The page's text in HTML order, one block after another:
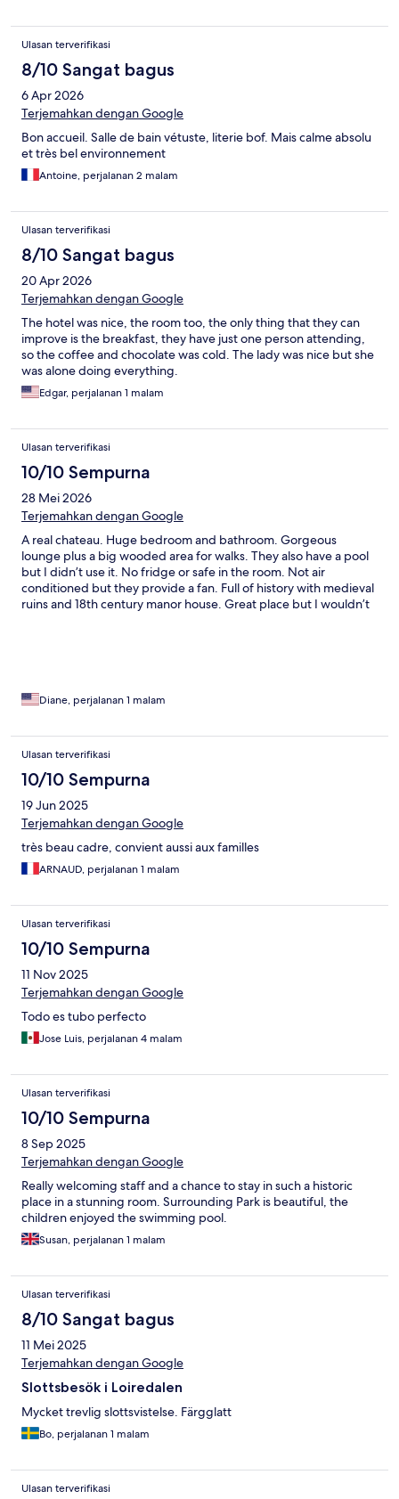
Ulasan terverifikasi
8/10 Sangat bagus
6 Apr 2026
Terjemahkan dengan Google
Bon accueil. Salle de bain vétuste, literie bof. Mais calme absolu
et très bel environnement
Antoine, perjalanan 2 malam
Ulasan terverifikasi
8/10 Sangat bagus
20 Apr 2026
Terjemahkan dengan Google
The hotel was nice, the room too, the only thing that they can
improve is the breakfast, they have just one person attending,
so the coffee and chocolate was cold. The lady was nice but she
was alone doing everything.
Edgar, perjalanan 1 malam
Ulasan terverifikasi
10/10 Sempurna
28 Mei 2026
Terjemahkan dengan Google
A real chateau. Huge bedroom and bathroom. Gorgeous
lounge plus a big wooded area for walks. They also have a pool
but I didn’t use it. No fridge or safe in the room. Not air
conditioned but they provide a fan. Full of history with medieval
ruins and 18th century manor house. Great place but I wouldn’t
Diane, perjalanan 1 malam
Ulasan terverifikasi
10/10 Sempurna
19 Jun 2025
Terjemahkan dengan Google
très beau cadre, convient aussi aux familles
ARNAUD, perjalanan 1 malam
Ulasan terverifikasi
10/10 Sempurna
11 Nov 2025
Terjemahkan dengan Google
Todo es tubo perfecto
Jose Luis, perjalanan 4 malam
Ulasan terverifikasi
10/10 Sempurna
8 Sep 2025
Terjemahkan dengan Google
Really welcoming staff and a chance to stay in such a historic
place in a stunning room. Surrounding Park is beautiful, the
children enjoyed the swimming pool.
Susan, perjalanan 1 malam
Ulasan terverifikasi
8/10 Sangat bagus
11 Mei 2025
Terjemahkan dengan Google
Slottsbesök i Loiredalen
Mycket trevlig slottsvistelse. Färgglatt
Bo, perjalanan 1 malam
Ulasan terverifikasi